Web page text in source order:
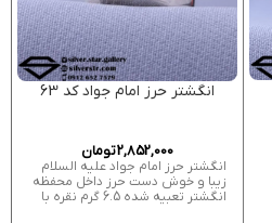
انگشتر حرز امام جواد کد 63
2,852,000تومان
انگشتر حرز امام جواد علیه السلام
زیبا و خوش دست حرز داخل محفظه
انگشتر تعبیه شده 6.5 گرم نقره با